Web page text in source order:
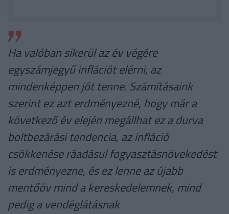
Ha valóban sikerül az év végére
egyszámjegyű inflációt elérni, az
mindenképpen jót tenne. Számításaink
szerint ez azt erdményezné, hogy már a
következő év elején megállhat ez a durva
boltbezárási tendencia, az infláció
csökkenése ráadásul fogyasztásnövekedést
is erdményezne, és ez lenne az újabb
mentőöv mind a kereskedelemnek, mind
pedig a vendéglátásnak